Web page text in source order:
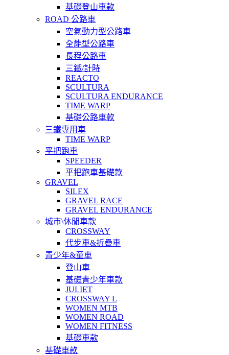
基礎登山車款
ROAD 公路車
空氣動力型公路車
全能型公路車
長程公路車
三鐵/計時
REACTO
SCULTURA
SCULTURA ENDURANCE
TIME WARP
基礎公路車款
三鐵專用車
TIME WARP
平把跑車
SPEEDER
平把跑車基礎款
GRAVEL
SILEX
GRAVEL RACE
GRAVEL ENDURANCE
城市\休閒車款
CROSSWAY
代步車&折疊車
青少年&童車
登山車
基礎青少年車款
JULIET
CROSSWAY L
WOMEN MTB
WOMEN ROAD
WOMEN FITNESS
基礎車款
基礎車款